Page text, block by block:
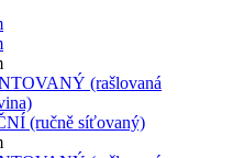
(rašlovaná
(ručně síťovaný)